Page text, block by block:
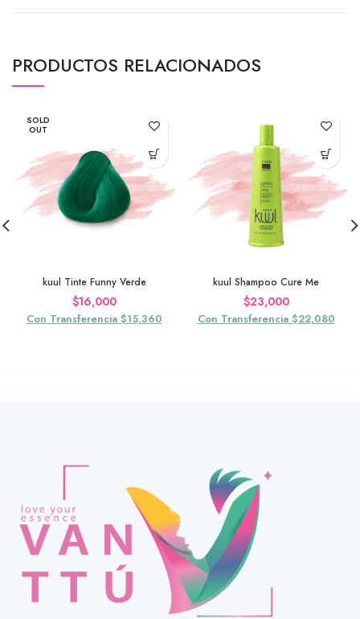
PRODUCTOS RELACIONADOS
SOLD
OUT
kuul Tinte Funny Verde
$16,000
Con Transferencia $15,360
kuul Shampoo Cure Me
$23,000
Con Transferencia $22,080